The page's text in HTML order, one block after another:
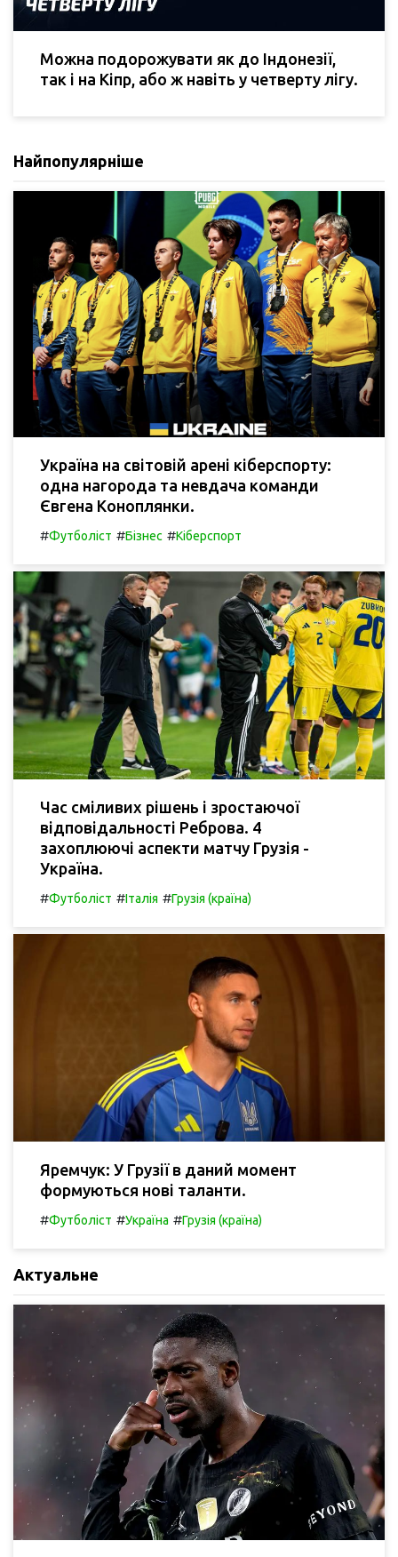
Можна подорожувати як до Індонезії,
так і на Кіпр, або ж навіть у четверту лігу.
Найпопулярніше
Україна на світовій арені кіберспорту:
одна нагорода та невдача команди
Євгена Коноплянки.
#Футболіст #Бізнес #Кіберспорт
Час сміливих рішень і зростаючої
відповідальності Реброва. 4
захоплюючі аспекти матчу Грузія -
Україна.
#Футболіст #Італія #Грузія (країна)
Яремчук: У Грузії в даний момент
формуються нові таланти.
#Футболіст #Україна #Грузія (країна)
Актуальне